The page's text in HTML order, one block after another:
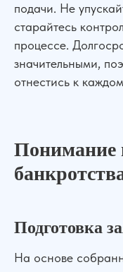
подачи. Не
старайтесь
процессе.
значительными,
отнестись к
Понимание
Подготовка
На основе